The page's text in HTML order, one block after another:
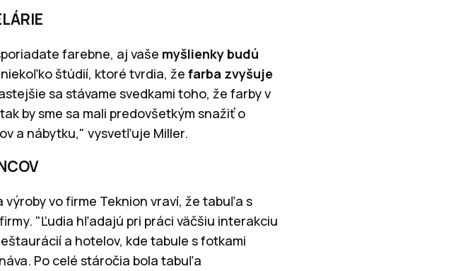
farebne, aj vaše myšlienky budú
štúdií, ktoré tvrdia, že farba zvyšuje
sa stávame svedkami toho, že farby v
by sme sa mali predovšetkým snažiť o
a nábytku," vysvetľuje Miller.
vo firme Teknion vraví, že tabuľa s
"Ľudia hľadajú pri práci väčšiu interakciu
a hotelov, kde tabule s fotkami
Po celé stáročia bola tabuľa